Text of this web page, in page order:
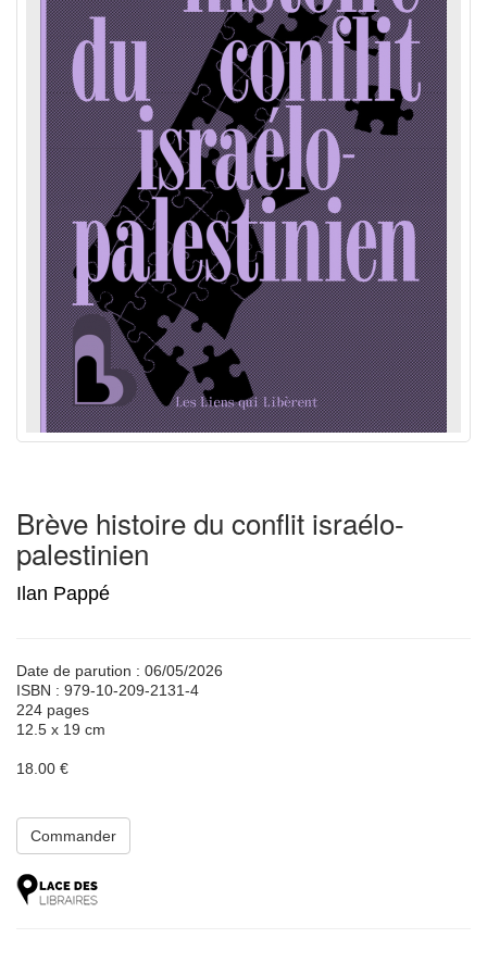
Brève histoire du conflit israélo-
palestinien
Ilan Pappé
Date de parution : 06/05/2026
ISBN : 979-10-209-2131-4
224 pages
12.5 x 19 cm
18.00 €
Commander